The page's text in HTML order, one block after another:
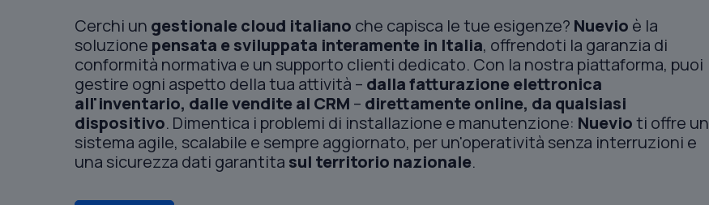
Cerchi un gestionale cloud italiano che capisca le tue esigenze? Nuevio è la
soluzione pensata e sviluppata interamente in Italia, offrendoti la garanzia di
conformità normativa e un supporto clienti dedicato. Con la nostra piattaforma, puoi
gestire ogni aspetto della tua attività – dalla fatturazione elettronica
all'inventario, dalle vendite al CRM – direttamente online, da qualsiasi
dispositivo. Dimentica i problemi di installazione e manutenzione: Nuevioti offre un
sistema agile, scalabile e sempre aggiornato, per un'operatività senza interruzioni e
una sicurezza dati garantita sul territorio nazionale.